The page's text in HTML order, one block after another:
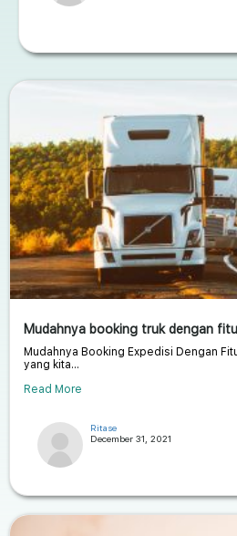
Mudahnya booking truk dengan
Mudahnya Booking Expedisi Dengan
yang kita...
Read More
Ritase
December 31, 2021